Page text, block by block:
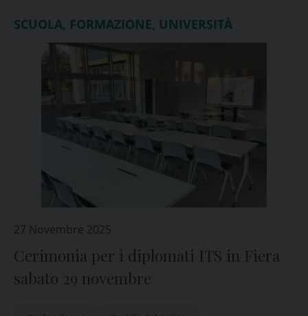
SCUOLA, FORMAZIONE, UNIVERSITÀ
27 Novembre 2025
Cerimonia per i diplomati ITS in Fiera
sabato 29 novembre